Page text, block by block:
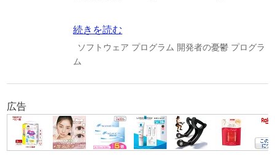
続きを読む
ソフトウェア プログラム 開発者の憂鬱 プログラ
ム
広告